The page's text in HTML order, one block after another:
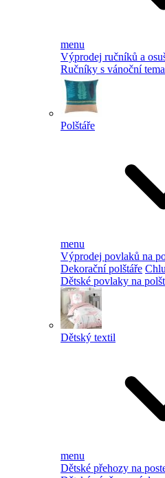
menu
Výprodej ručníků a
Ručníky s vánoční
Polštáře
menu
Výprodej povlaků na
Dekorační polštáře
Dětské povlaky na
Dětský textil
menu
Dětské přehozy na